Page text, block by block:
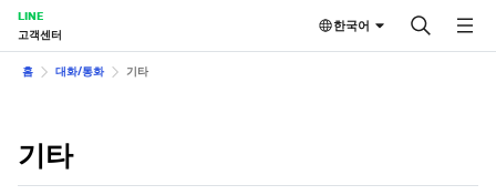
LINE
고객센터
한국어
홈 대화/통화 기타
기타